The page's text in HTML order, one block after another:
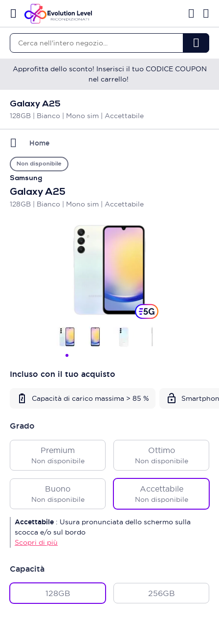
Approfitta dello sconto! Inserisci il tuo CODICE COUPON
nel carrello!
Galaxy A25
128GB | Bianco | Mono sim | Accettabile
Home
Samsung
Galaxy A25
128GB | Bianco | Mono sim | Accettabile
Non disponibile
Incluso con il tuo acquisto
Capacità di carico massima > 85 %
Grado
Premium
Non disponibile
Ottimo
Non disponibile
Buono
Non disponibile
Accettabile
Non disponibile
Accettabile : Usura pronunciata dello schermo sulla
scocca e/o sul bordo
Scopri di più
Capacità
128GB 256GB